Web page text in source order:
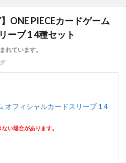
ONE PIECEカードゲーム
ーブ 1 4種セット
れています。
オフィシャルカードスリーブ 1 4
い場合があります。